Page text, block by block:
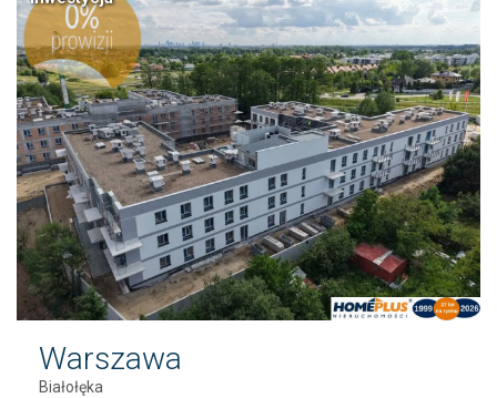
Warszawa
Białołęka